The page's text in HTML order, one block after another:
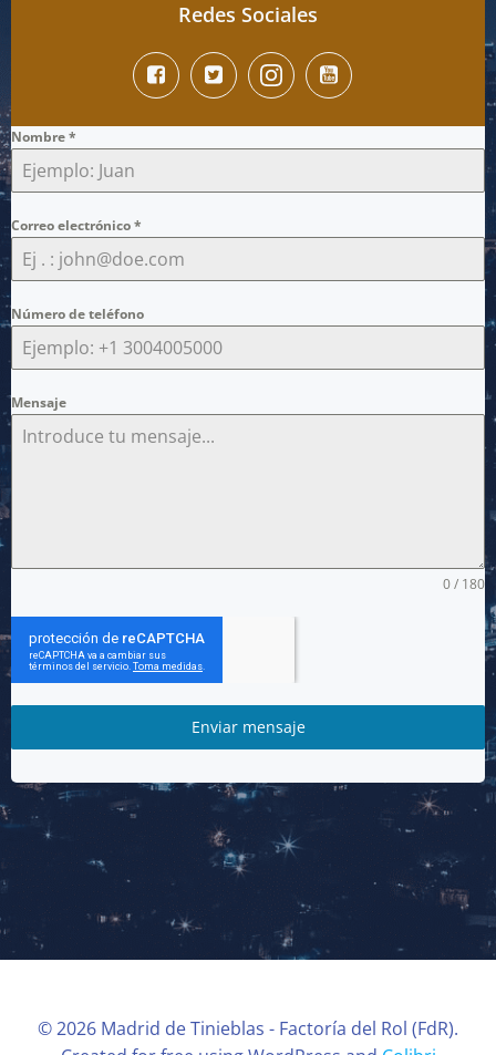
Redes Sociales
Nombre*
Correo electrónico*
Número de teléfono
Mensaje
0 / 180
Enviar mensaje
© 2026 Madrid de Tinieblas - Factoría del Rol (FdR).